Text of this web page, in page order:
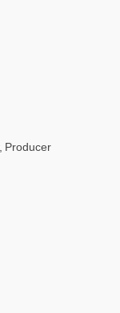
Producer